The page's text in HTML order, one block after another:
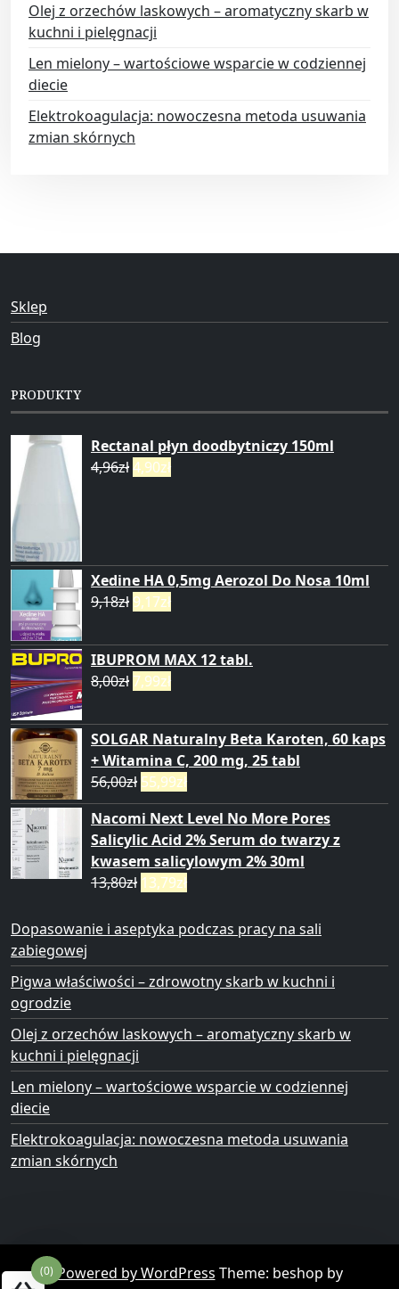
Olej z orzechów laskowych – aromatyczny skarb w
kuchni i pielęgnacji
Len mielony – wartościowe wsparcie w codziennej
diecie
Elektrokoagulacja: nowoczesna metoda usuwania
zmian skórnych
Sklep
Blog
PRODUKTY
Rectanal płyn doodbytniczy 150ml
4,96zł4,90zł
Xedine HA 0,5mg Aerozol Do Nosa 10ml
9,18zł 9,17zł
IBUPROM MAX 12 tabl.
8,00zł 7,99zł
SOLGAR Naturalny Beta Karoten, 60 kaps
+ Witamina C, 200 mg, 25 tabl
56,00zł 55,99zł
Nacomi Next Level No More Pores
Salicylic Acid 2% Serum do twarzy z
kwasem salicylowym 2% 30ml
13,80zł 13,79zł
Dopasowanie i aseptyka podczas pracy na sali
zabiegowej
Pigwa właściwości – zdrowotny skarb w kuchni i
ogrodzie
Olej z orzechów laskowych – aromatyczny skarb w
kuchni i pielęgnacji
Len mielony – wartościowe wsparcie w codziennej
diecie
Elektrokoagulacja: nowoczesna metoda usuwania
zmian skórnych
Powered by WordPress Theme: beshop by
(0)